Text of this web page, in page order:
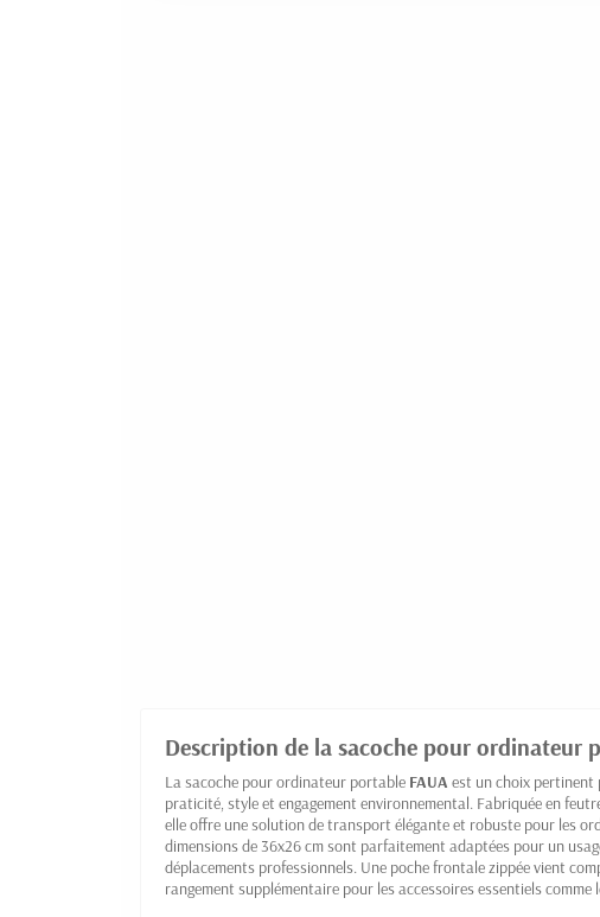
Description de la sacoche pour ordinateur
La sacoche pour ordinateur portable FAUA est un choix pertinent
praticité, style et engagement environnemental. Fabriquée en
elle offre une solution de transport élégante et robuste pour les
dimensions de 36x26 cm sont parfaitement adaptées pour un
déplacements professionnels. Une poche frontale zippée vient
rangement supplémentaire pour les accessoires essentiels